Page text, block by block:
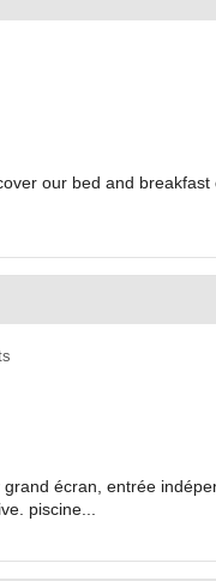
our bed and breakfast
écran, entrée
piscine...